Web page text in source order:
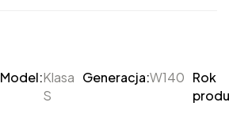
Model:Klasa
S
Generacja:W140 Rok